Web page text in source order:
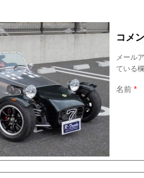
コメ
メール
ている
名前 *